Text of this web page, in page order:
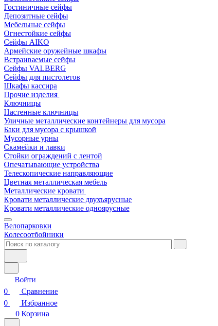
Гостиничные сейфы
Депозитные сейфы
Мебельные сейфы
Огнестойкие сейфы
Сейфы AIKO
Армейские оружейные шкафы
Встраиваемые сейфы
Сейфы VALBERG
Сейфы для пистолетов
Шкафы кассира
Прочие изделия
Ключницы
Настенные ключницы
Уличные металлические контейнеры для мусора
Баки для мусора с крышкой
Мусорные урны
Скамейки и лавки
Стойки ограждений с лентой
Опечатывающие устройства
Телескопические направляющие
Цветная металлическая мебель
Металлические кровати
Кровати металлические двухъярусные
Кровати металлические одноярусные
Велопарковки
Колесоотбойники
Войти
0
Сравнение
0
Избранное
0 Корзина